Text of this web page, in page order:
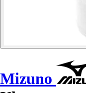
Mizuno